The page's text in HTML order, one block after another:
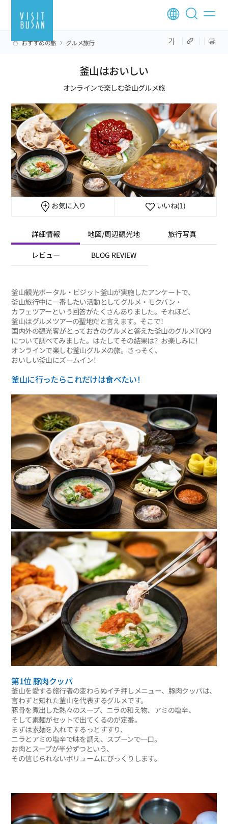
おすすめの旅 グルメ旅行
釜山はおいしい
オンラインで楽しむ釜山グルメ旅
お気に入り いいね(1)
詳細情報 地図/周辺観光地 旅行写真
レビュー BLOG REVIEW
釜山観光ポータル・ビジット釜山が実施したアンケートで、
釜山旅行中に一番したい活動としてグルメ・モクバン・
カフェツアーという回答がたくさんありました。それほど、
釜山はグルメツアーの聖地だと言えます。そこで！
国内外の観光客がとっておきのグルメと答えた釜山のグルメTOP3
について調べてみました。はたしてその結果は？お楽しみに！
オンラインで楽しむ釜山グルメの旅。さっそく、
おいしい釜山にズームイン！
釜山に行ったらこれだけは食べたい！
第1位 豚肉クッパ
釜山を愛する旅行者の変わらぬイチ押しメニュー、豚肉クッパは、
言わずと知れた釜山を代表するグルメです。
豚骨を煮出した熱々のスープ、ニラの和え物、アミの塩辛、
そして素麺がセットで出てくるのが定番。
まずは素麺を入れてするっとすすり、
ニラとアミの塩辛で味を調え、スプーンで一口。
お肉とスープが半分ずつという、
その信じられないボリュームにびっくりします。